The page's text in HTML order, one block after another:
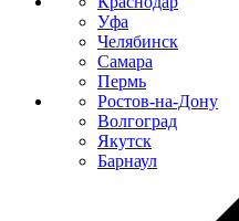
Уфа
Челябинск
Самара
Пермь
Ростов-на-Дону
Волгоград
Якутск
Барнаул